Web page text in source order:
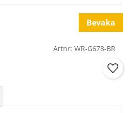
Bevaka
Artnr: WR-G678-BR